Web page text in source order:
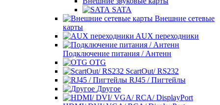
SATA
Внешние сетевые
карты
AUX переходники
Подключение питания / Антенн
OTG
ScartOut/ RS232
RJ45 / Пигтейлы
Другое